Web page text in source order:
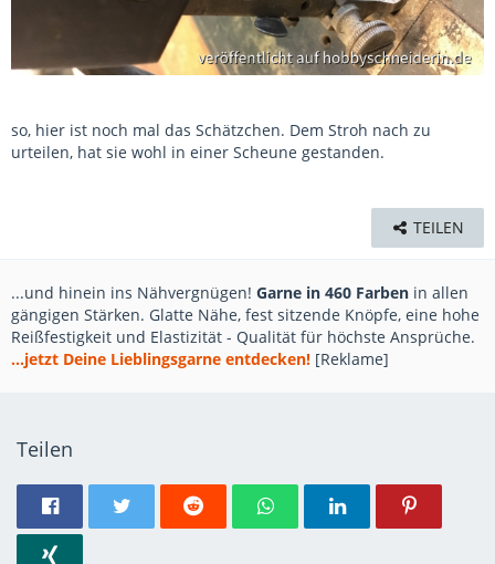
so, hier ist noch mal das Schätzchen. Dem Stroh nach zu
urteilen, hat sie wohl in einer Scheune gestanden.
TEILEN
...und hinein ins Nähvergnügen! Garne in 460 Farben in allen
gängigen Stärken. Glatte Nähe, fest sitzende Knöpfe, eine hohe
Reißfestigkeit und Elastizität - Qualität für höchste Ansprüche.
...jetzt Deine Lieblingsgarne entdecken! [Reklame]
Teilen